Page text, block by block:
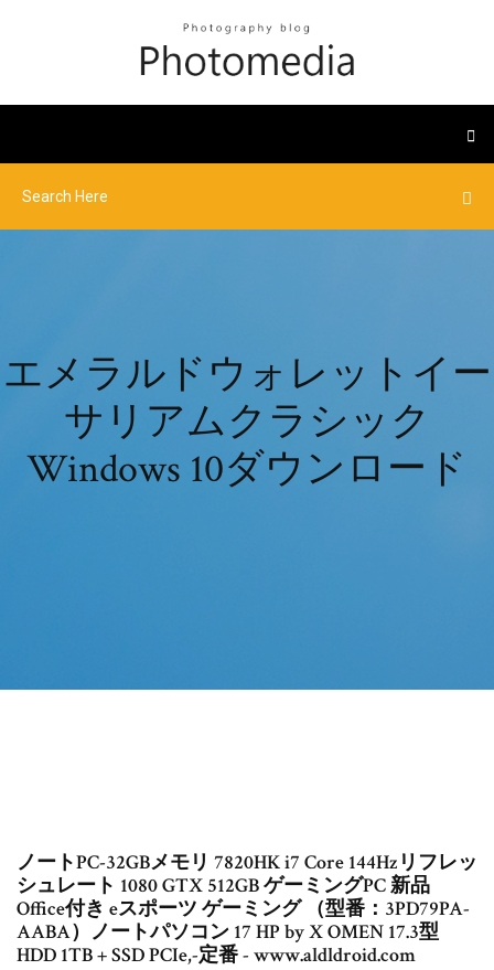
エメラルドウォレットイー
サリアムクラシック
Windows 10ダウンロード
ノートPC-32GBメモリ 7820HK i7 Core 144Hzリフレッ
シュレート 1080 GTX 512GB ゲーミングPC 新品
Office付き eスポーツ ゲーミング （型番：3PD79PA-
AABA）ノートパソコン 17 HP by X OMEN 17.3型
HDD 1TB + SSD PCIe,-定番 - www.aldldroid.com